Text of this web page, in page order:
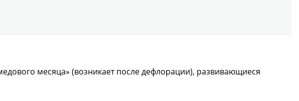
месяца» (возникает после дефлорации), развивающиеся